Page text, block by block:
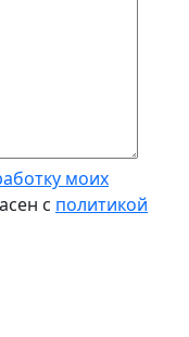
моих
с политикой